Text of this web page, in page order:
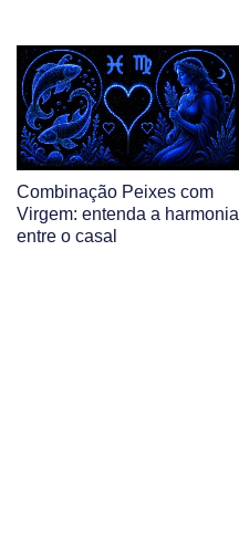
Combinação Peixes com
Virgem: entenda a harmonia
entre o casal